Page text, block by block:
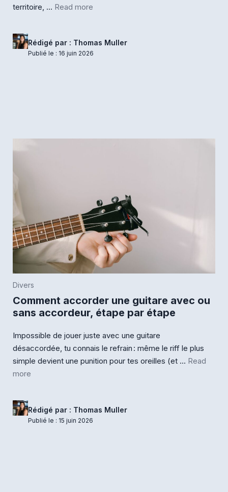
territoire, ... Read more
Rédigé par : Thomas Muller
Publié le : 16 juin 2026
Divers
Comment accorder une guitare avec ou
sans accordeur, étape par étape
Impossible de jouer juste avec une guitare
désaccordée, tu connais le refrain : même le riff le plus
simple devient une punition pour tes oreilles (et ... Read
more
Rédigé par : Thomas Muller
Publié le : 15 juin 2026